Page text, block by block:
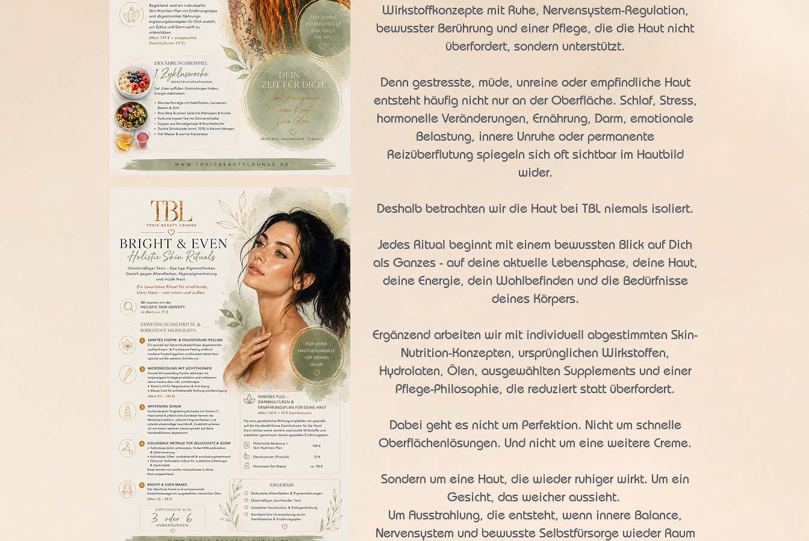
Wirkstoffkonzepte mit Ruhe, Nervensystem-Regulation,
bewusster Berührung und einer Pflege, die die Haut nicht
überfordert, sondern unterstützt.
Denn gestresste, müde, unreine oder empfindliche Haut
entsteht häufig nicht nur an der Oberfläche. Schlaf, Stress,
hormonelle Veränderungen, Ernährung, Darm, emotionale
Belastung, innere Unruhe oder permanente
Reizüberflutung spiegeln sich oft sichtbar im Hautbild
wider.
Deshalb betrachten wir die Haut bei TBL niemals isoliert.
​Jedes Ritual beginnt mit einem bewussten Blick auf Dich
als Ganzes - auf deine aktuelle Lebensphase, deine Haut,
deine Energie, dein Wohlbefinden und die Bedürfnisse
deines Körpers.
Ergänzend arbeiten wir mit individuell abgestimmten Skin-
Nutrition-Konzepten, ursprünglichen Wirkstoffen,
Hydrolaten, Ölen, ausgewählten Supplements und einer
Pflege-Philosophie, die reduziert statt überfordert.
Dabei geht es nicht um Perfektion. Nicht um schnelle
Oberflächenlösungen. Und nicht um eine weitere Creme.
Sondern um eine Haut, die wieder ruhiger wirkt. Um ein
Gesicht, das weicher aussieht.
Um Ausstrahlung, die entsteht, wenn innere Balance,
Nervensystem und bewusste Selbstfürsorge wieder Raum